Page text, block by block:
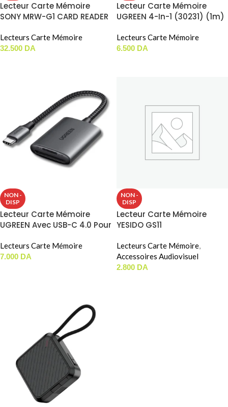
Lecteur Carte Mémoire
SONY MRW-G1 CARD READER
Type-B )
Lecteurs Carte Mémoire
32.500 DA
Lecteur Carte Mémoire
UGREEN 4-In-1 (30231) (1m)
Lecteurs Carte Mémoire
6.500 DA
NON -
DISP
Lecteur Carte Mémoire
UGREEN Avec USB-C 4.0 Pour
Lecteurs Carte Mémoire
7.000 DA
NON -
DISP
Lecteur Carte Mémoire
YESIDO GS11
Lecteurs Carte Mémoire,
Accessoires Audiovisuel
2.800 DA